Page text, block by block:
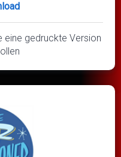
eine gedruckte Version